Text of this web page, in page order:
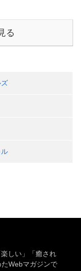
る
しい」「癒され
Webマガジンで